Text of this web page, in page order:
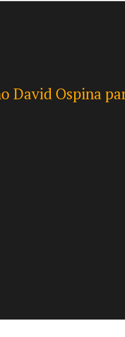
Dodgers con